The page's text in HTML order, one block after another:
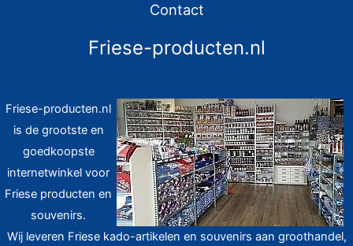
Contact
Friese-producten.nl
Friese-producten.nl
is de grootste en
goedkoopste
internetwinkel voor
Friese producten en
souvenirs.
Wij leveren Friese kado-artikelen en souvenirs aan groothandel,